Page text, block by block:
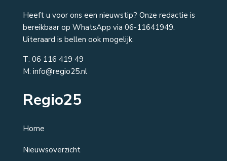
Heeft u voor ons een nieuwstip? Onze redactie is
bereikbaar op WhatsApp via 06-11641949.
Uiteraard is bellen ook mogelijk.
T: 06 116 419 49
M: info@regio25.nl
Regio25
Home
Nieuwsoverzicht